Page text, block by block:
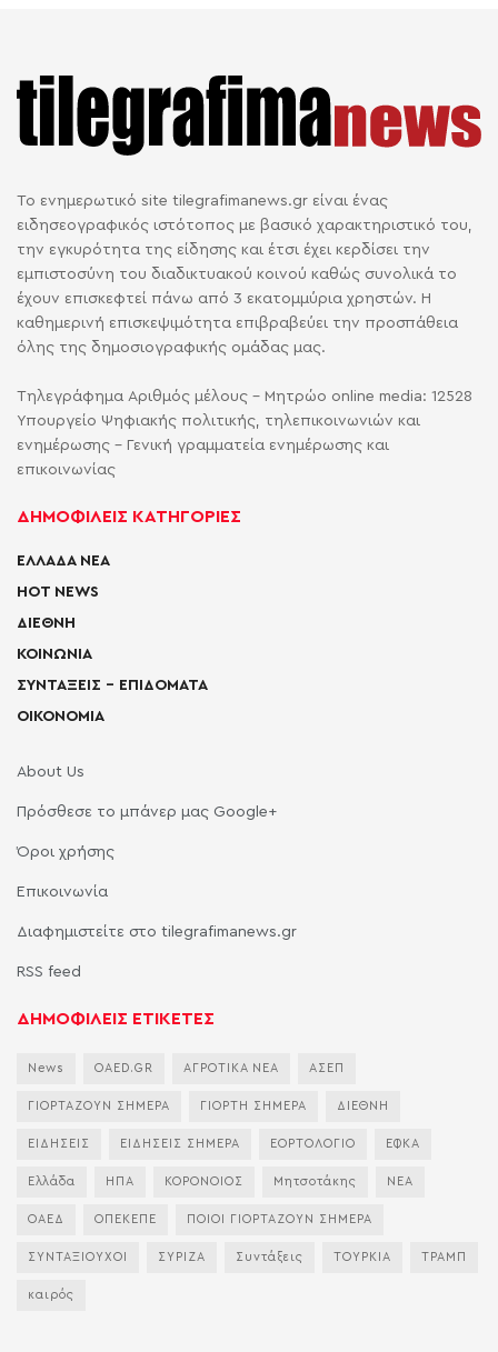
Το ενημερωτικό site tilegrafimanews.gr είναι ένας
ειδησεογραφικός ιστότοπος με βασικό χαρακτηριστικό του,
την εγκυρότητα της είδησης και έτσι έχει κερδίσει την
εμπιστοσύνη του διαδικτυακού κοινού καθώς συνολικά το
έχουν επισκεφτεί πάνω από 3 εκατομμύρια χρηστών. Η
καθημερινή επισκεψιμότητα επιβραβεύει την προσπάθεια
όλης της δημοσιογραφικής ομάδας μας.
Τηλεγράφημα Αριθμός μέλους - Μητρώο online media: 12528
Υπουργείο Ψηφιακής πολιτικής, τηλεπικοινωνιών και
ενημέρωσης - Γενική γραμματεία ενημέρωσης και
επικοινωνίας
ΔΗΜΟΦΙΛΕΙΣ ΚΑΤΗΓΟΡΙΕΣ
ΕΛΛΑΔΑ ΝΕΑ
HOT NEWS
ΔΙΕΘΝΗ
ΚΟΙΝΩΝΙΑ
ΣΥΝΤΑΞΕΙΣ – ΕΠΙΔΟΜΑΤΑ
ΟΙΚΟΝΟΜΙΑ
About Us
Πρόσθεσε το μπάνερ μας Google+
Όροι χρήσης
Επικοινωνία
Διαφημιστείτε στο tilegrafimanews.gr
RSS feed
ΔΗΜΟΦΙΛΕΙΣ ΕΤΙΚΕΤΕΣ
News OAED.GR ΑΓΡΟΤΙΚΑ ΝΕΑ ΑΣΕΠ
ΓΙΟΡΤΑΖΟΥΝ ΣΗΜΕΡΑ ΓΙΟΡΤΗ ΣΗΜΕΡΑ ΔΙΕΘΝΗ
ΕΙΔΗΣΕΙΣ ΕΙΔΗΣΕΙΣ ΣΗΜΕΡΑ ΕΟΡΤΟΛΟΓΙΟ ΕΦΚΑ
Ελλάδα ΗΠΑ ΚΟΡΟΝΟΙΟΣ Μητσοτάκης ΝΕΑ
ΟΑΕΔ ΟΠΕΚΕΠΕ ΠΟΙΟΙ ΓΙΟΡΤΑΖΟΥΝ ΣΗΜΕΡΑ
ΣΥΝΤΑΞΙΟΥΧΟΙ ΣΥΡΙΖΑ Συντάξεις ΤΟΥΡΚΙΑ ΤΡΑΜΠ
καιρός